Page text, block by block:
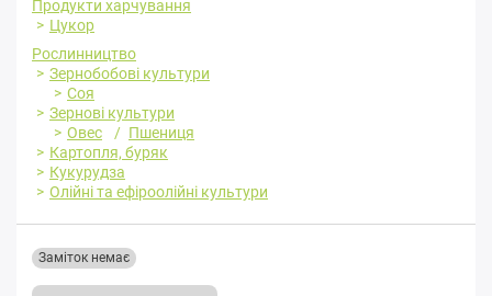
Продукти харчування
Цукор
Рослинництво
Зернобобові культури
Соя
Зернові культури
Овес
Пшениця
Картопля, буряк
Кукурудза
Олійні та ефіроолійні культури
Заміток немає